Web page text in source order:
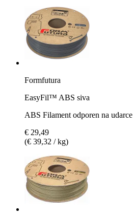
Formfutura
EasyFil™ ABS siva
ABS Filament odporen na udarce
€ 29,49
(€ 39,32 / kg)